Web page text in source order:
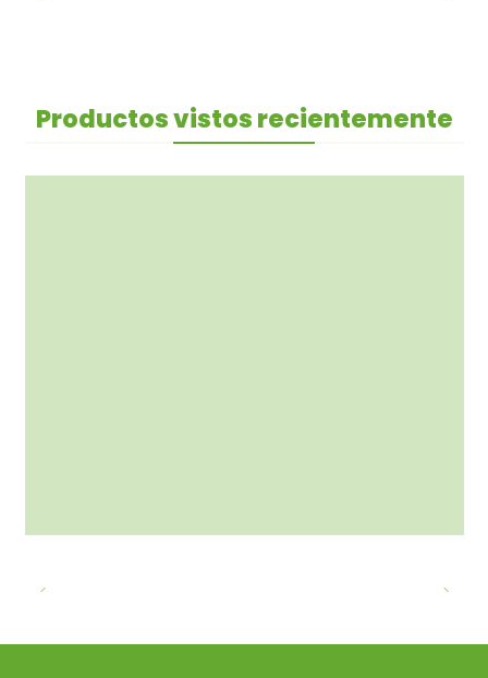
Productos vistos recientemente